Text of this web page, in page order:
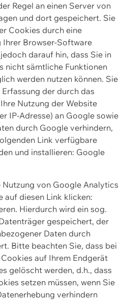
Regel an einen Server von
und dort gespeichert. Sie
Cookies durch eine
Ihrer Browser-Software
darauf hin, dass Sie in
nicht sämtliche Funktionen
werden nutzen können. Sie
der durch das
Nutzung der Website
IP-Adresse) an Google sowie
durch Google verhindern,
Link verfügbare
und installieren: Google
Nutzung von Google Analytics
auf diesen Link klicken:
Hierdurch wird ein sog.
gespeichert, der
Daten durch
Bitte beachten Sie, dass bei
auf Ihrem Endgerät
gelöscht werden, d.h., dass
setzen müssen, wenn Sie
verhindern